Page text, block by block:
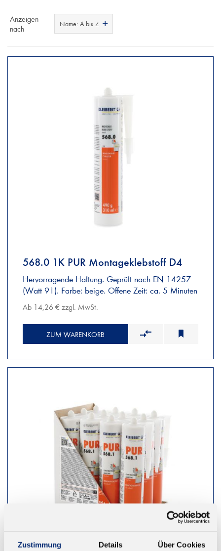
Zustimmung Details Über Cookies
Anzeigen
nach
Name: A bis Z
568.0 1K PUR Montageklebstoff D4
Hervorragende Haftung. Geprüft nach EN 14257
(Watt 91). Farbe: beige. Offene Zeit: ca. 5 Minuten
Ab 14,26 € zzgl. MwSt.
ZUM WARENKORB